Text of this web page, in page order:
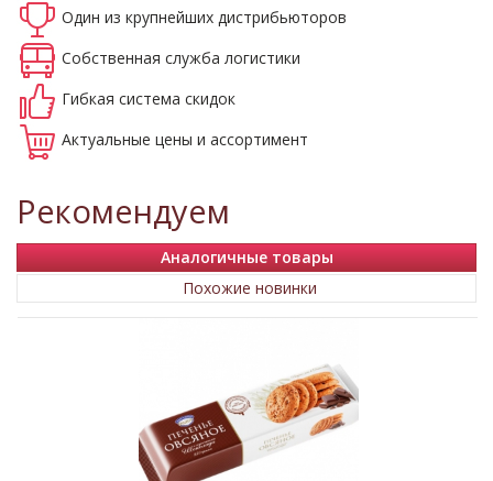
Один из крупнейших дистрибьюторов
Собственная служба логистики
Гибкая система скидок
Актуальные цены и ассортимент
Рекомендуем
Аналогичные товары
Похожие новинки